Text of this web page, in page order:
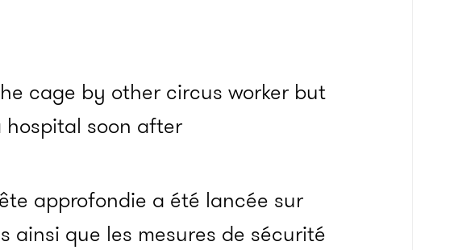
approfondie a été lancée sur
ainsi que les mesures de sécurité